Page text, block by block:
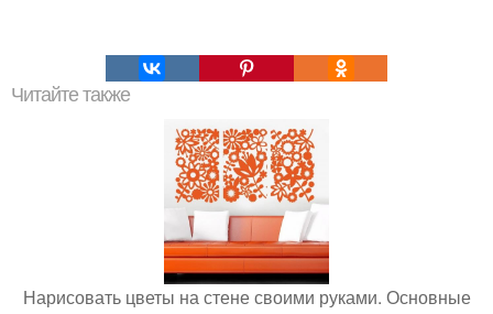
Читайте также
Нарисовать цветы на стене своими руками. Основные